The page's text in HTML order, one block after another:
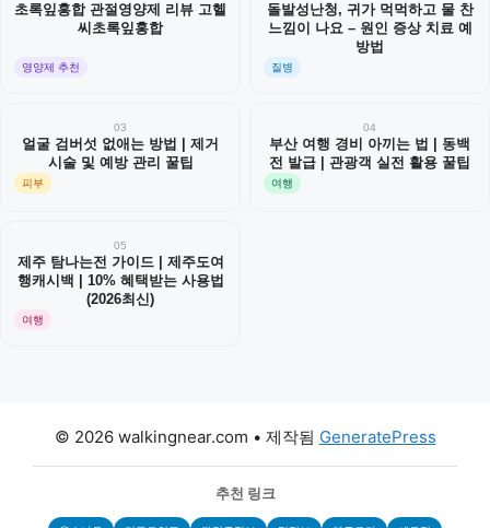
초록잎홍합 관절영양제 리뷰 고헬
씨초록잎홍합
영양제 추천
돌발성난청, 귀가 먹먹하고 물 찬
느낌이 나요 – 원인 증상 치료 예
방법
질병
03
얼굴 검버섯 없애는 방법 | 제거
시술 및 예방 관리 꿀팁
피부
04
부산 여행 경비 아끼는 법 | 동백
전 발급 | 관광객 실전 활용 꿀팁
여행
05
제주 탐나는전 가이드 | 제주도여
행캐시백 | 10% 혜택받는 사용법
(2026최신)
여행
© 2026 walkingnear.com • 제작됨 GeneratePress
추천 링크